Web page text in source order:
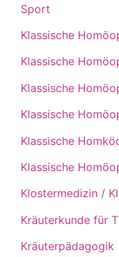
Sport
Klassische
Klassische
Klassische
Klassische
Klassische
Klassische
Klostermedizin /
Kräuterkunde für
Kräuterpädagogik